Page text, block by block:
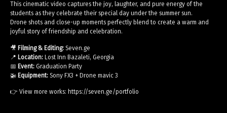
This cinematic video captures the joy, laughter, and pure energy of the
students as they celebrate their special day under the summer sun.
Drone shots and close-up moments perfectly blend to create a warm and
joyful story of friendship and celebration.
🎥 Filming & Editing: Seven.ge
📍 Location: Lost Inn Bazaleti, Georgia
📅 Event: Graduation Party
🚁 Equipment: Sony FX3 + Drone mavic 3
👉 View more works: https://seven.ge/portfolio